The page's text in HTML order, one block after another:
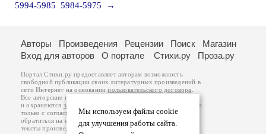
5994-5985 5984-5975 →
Мы используем файлы cookie
для улучшения работы сайта.
Авторы Произведения Рецензии Поиск
Магазин
Вход для авторов
О портале Стихи.ру Проза.ру
Портал Стихи.ру предоставляет авторам возможность
свободной публикации своих литературных произведений в
сети Интернет на основаниипользовательского договора
Все авторские права на произведения принадлежат авторам
и охраняются законом
. Перепечатка произведений возможна
только с согласия его автора, к которому вы можете
обратиться на его авторской странице. Ответственность за
тексты произведений авторы несут самостоятельно на